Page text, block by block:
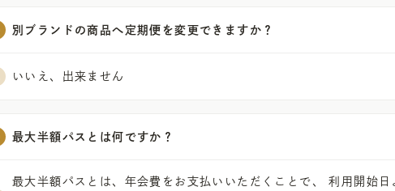
別ブランドの商品へ定期便を変更できますか？
いいえ、出来ません
最大半額パスとは何ですか？
最大半額パスとは、年会費をお支払いいただくことで、 利用開始